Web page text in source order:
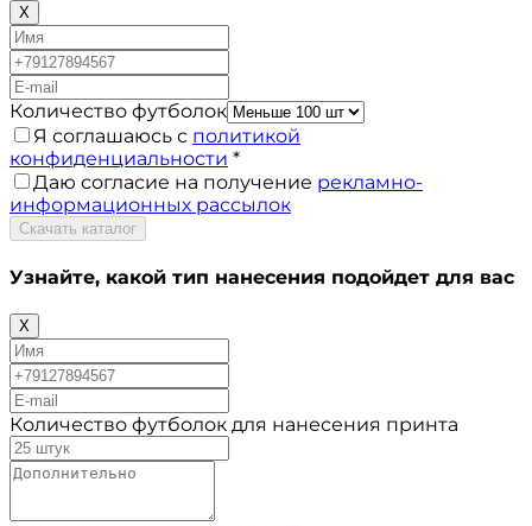
X
Количество футболок
Я соглашаюсь с политикой
конфиденциальности *
Даю согласие на получение рекламно-
информационных рассылок
Скачать каталог
Узнайте, какой тип нанесения подойдет для вас
X
Количество футболок для нанесения принта